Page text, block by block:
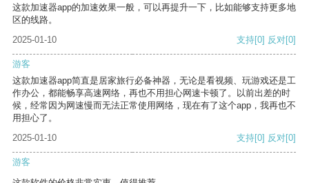
这款加速器app的加速效果一般，可以再提升一下，比如能够支持更多地
区的线路。
2025-01-10
支持[0] 反对[0]
游客
这款加速器app简直是居家旅行必备神器，无论是看视频、玩游戏还是工
作办公，都能畅享高速网络，再也不用担心网速卡顿了。以前出差的时
候，经常因为网速慢而无法正常使用网络，现在有了这个app，我再也不
用担心了。
2025-01-10
支持[0] 反对[0]
游客